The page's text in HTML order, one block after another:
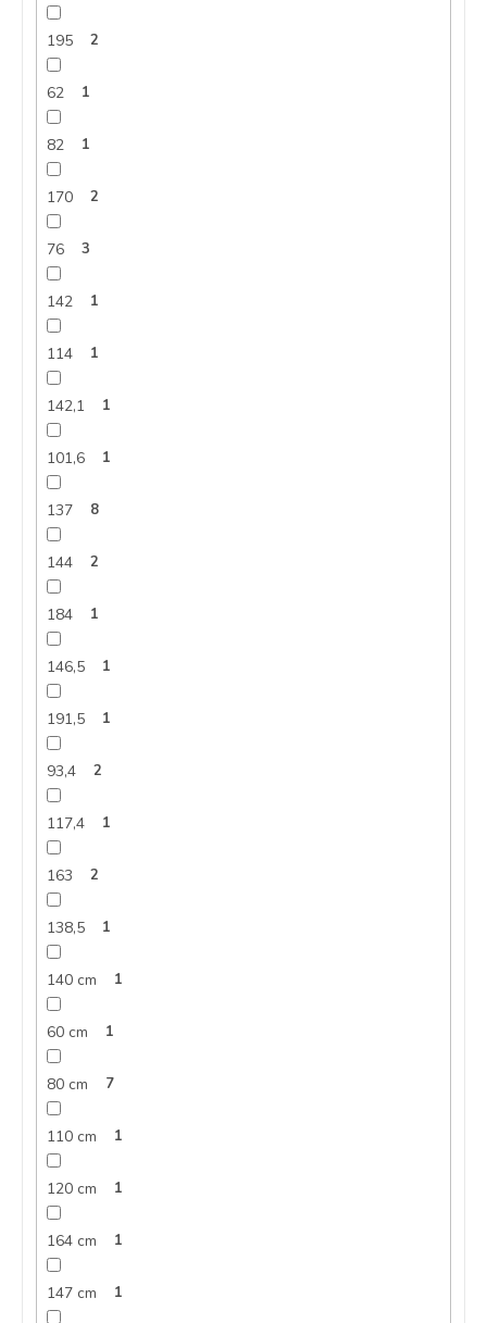
195 2
62 1
82 1
170 2
76 3
142 1
114 1
142,1 1
101,6 1
137 8
144 2
184 1
146,5 1
191,5 1
93,4 2
117,4 1
163 2
138,5 1
140 cm 1
60 cm 1
80 cm 7
110 cm 1
120 cm 1
164 cm 1
147 cm 1